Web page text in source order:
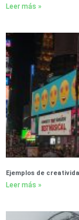
Leer más »
Ejemplos de
Leer más »